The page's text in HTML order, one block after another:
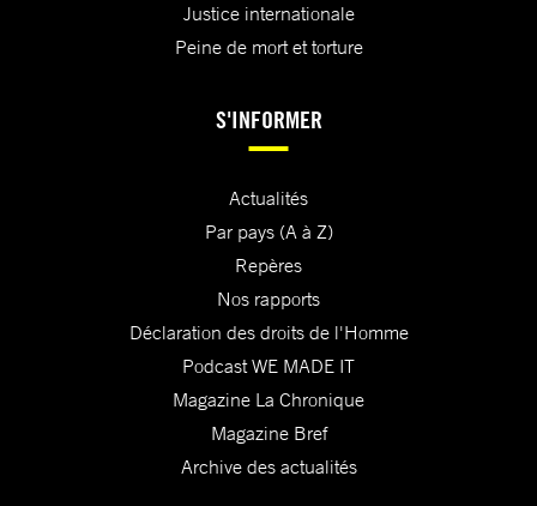
Justice internationale
Peine de mort et torture
S'INFORMER
Actualités
Par pays (A à Z)
Repères
Nos rapports
Déclaration des droits de l'Homme
Podcast WE MADE IT
Magazine La Chronique
Magazine Bref
Archive des actualités